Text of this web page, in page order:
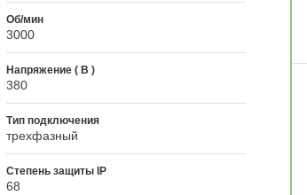
Об/мин
3000
Напряжение ( В )
380
Тип подключения
трехфазный
Степень защиты IP
68